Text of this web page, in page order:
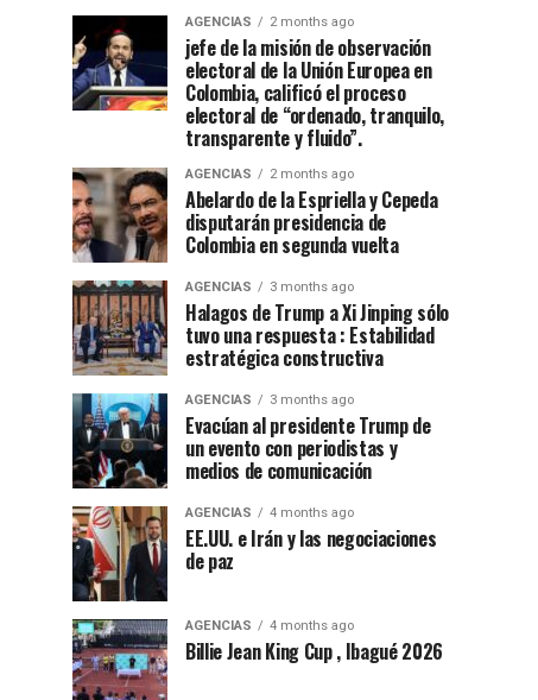
AGENCIAS 2 months ago
jefe de la misión de observación
electoral de la Unión Europea en
Colombia, calificó el proceso
electoral de “ordenado, tranquilo,
transparente y fluido”.
AGENCIAS 2 months ago
Abelardo de la Espriella y Cepeda
disputarán presidencia de
Colombia en segunda vuelta
AGENCIAS 3 months ago
Halagos de Trump a Xi Jinping sólo
tuvo una respuesta : Estabilidad
estratégica constructiva
AGENCIAS 3 months ago
Evacúan al presidente Trump de
un evento con periodistas y
medios de comunicación
AGENCIAS 4 months ago
EE.UU. e Irán y las negociaciones
de paz
AGENCIAS 4 months ago
Billie Jean King Cup , Ibagué 2026